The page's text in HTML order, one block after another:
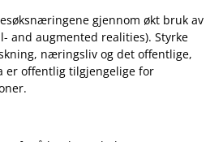
gjennom økt bruk av
and augmented realities). Styrke
næringsliv og det offentlige,
er offentlig tilgjengelige for